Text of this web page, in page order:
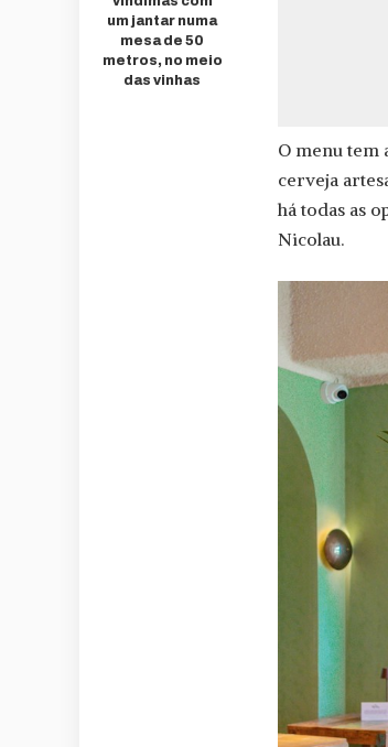
um jantar numa
mesa de 50
metros, no meio
das vinhas
O menu tem
cerveja
há todas as
Nicolau.